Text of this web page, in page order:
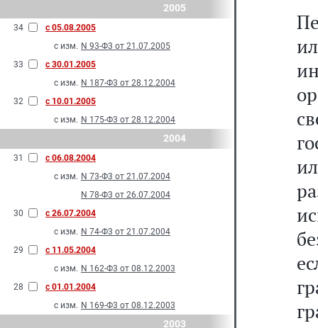
2005
34
с 05.08.2005
с изм. N 93-Ф3 от 21.07.2005
33
с 30.01.2005
с изм. N 187-Ф3 от 28.12.2004
32
с 10.01.2005
с изм. N 175-Ф3 от 28.12.2004
2004
31
с 06.08.2004
с изм. N 73-Ф3 от 21.07.2004
N 78-Ф3 от 26.07.2004
30
с 26.07.2004
с изм. N 74-Ф3 от 21.07.2004
29
с 11.05.2004
с изм. N 162-Ф3 от 08.12.2003
28
с 01.01.2004
с изм. N 169-Ф3 от 08.12.2003
2003